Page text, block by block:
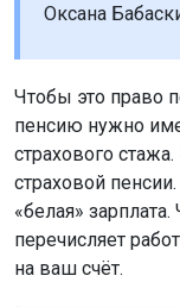
Оксана
Чтобы это право
пенсию нужно
страхового
страховой
«белая»
перечисляет
на ваш счёт.